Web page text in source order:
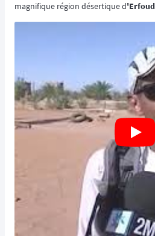
magnifique région désertique d'Erfoud